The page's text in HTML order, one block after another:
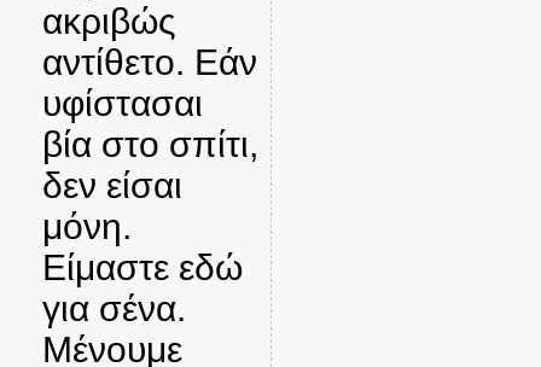
ακριβώς
αντίθετο. Εάν
υφίστασαι
βία στο σπίτι,
δεν είσαι
μόνη.
Είμαστε εδώ
για σένα.
Μένουμε